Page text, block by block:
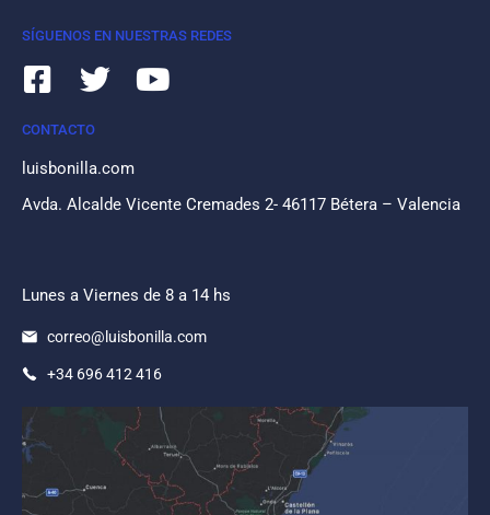
SÍGUENOS EN NUESTRAS REDES
CONTACTO
luisbonilla.com
Avda. Alcalde Vicente Cremades 2- 46117 Bétera – Valencia
Lunes a Viernes de 8 a 14 hs
correo@luisbonilla.com
+34 696 412 416